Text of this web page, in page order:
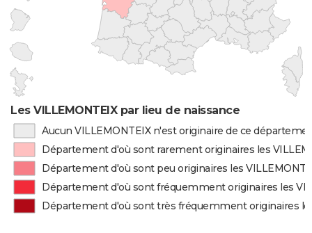
Les VILLEMONTEIX par lieu de naissance
Aucun VILLEMONTEIX n'est originaire de ce
Département d'où sont rarement originaires les
Département d'où sont peu originaires les
Département d'où sont fréquemment originaires les
Département d'où sont très fréquemment originaires